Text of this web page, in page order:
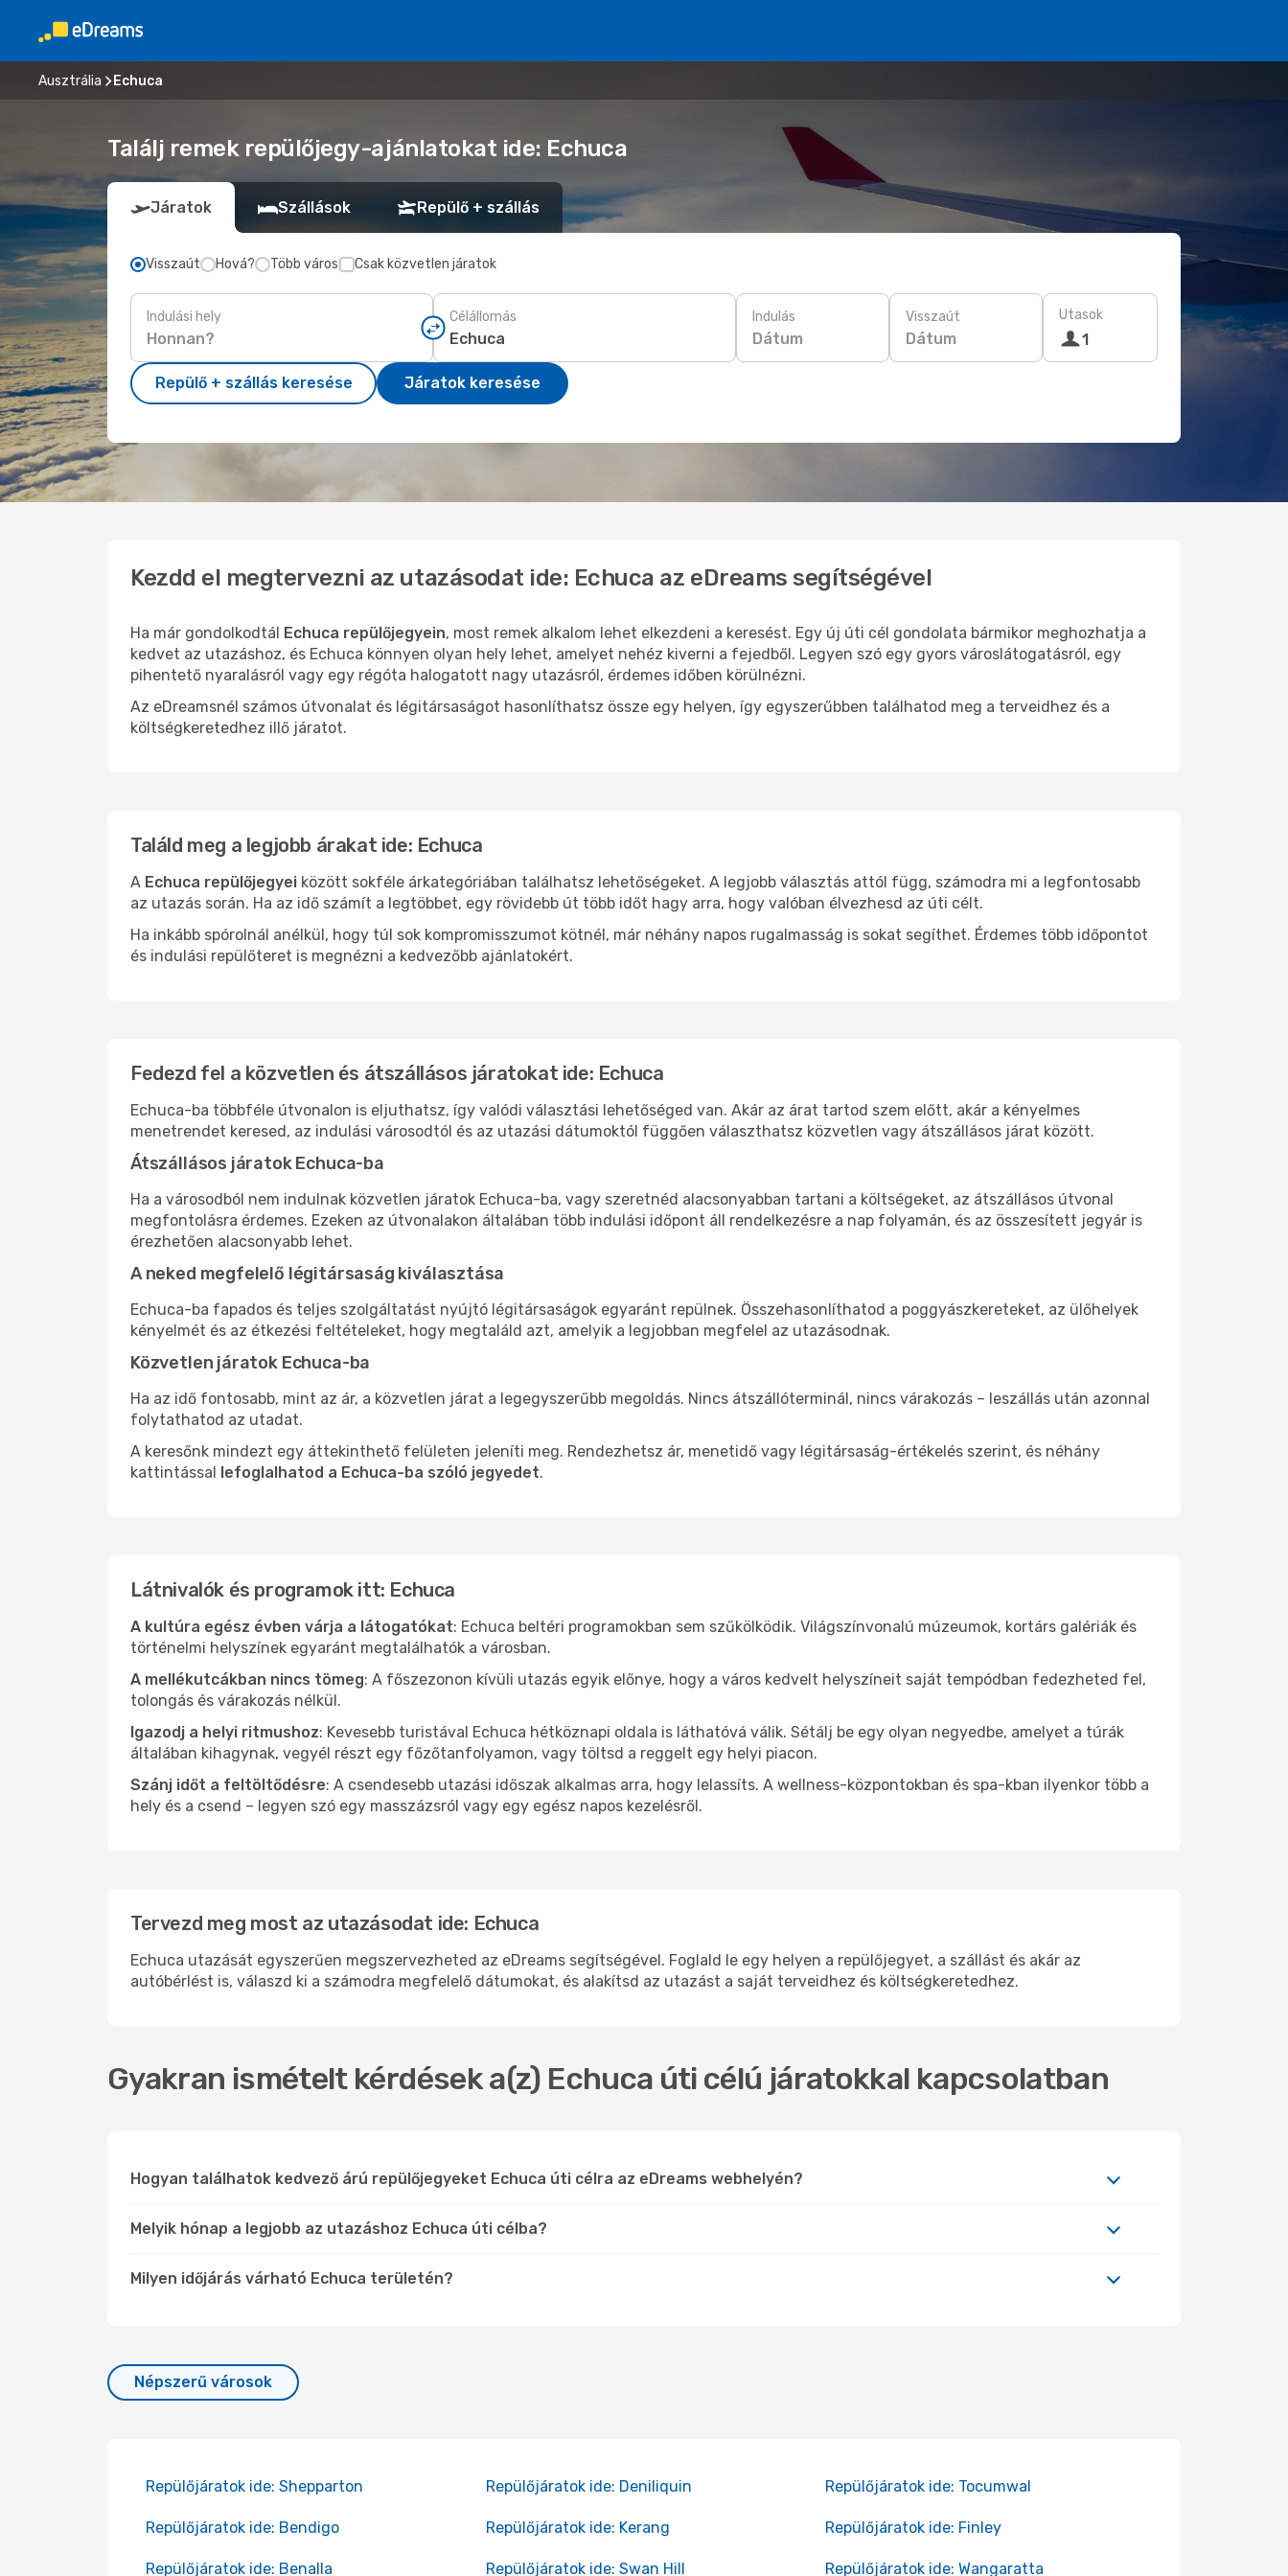
Ausztrália Echuca
Találj remek repülőjegy-ajánlatokat ide: Echuca
Járatok Szállások Repülő + szállás
Visszaút Hová? Több város Csak közvetlen járatok
Indulási hely Célállomás Indulás
Dátum
Visszaút
Dátum
Utasok
1
Repülő + szállás keresése Járatok keresése
Kezdd el megtervezni az utazásodat ide: Echuca az eDreams segítségével
Ha már gondolkodtál Echuca repülőjegyein, most remek alkalom lehet elkezdeni a keresést. Egy új úti cél gondolata bármikor meghozhatja a
kedvet az utazáshoz, és Echuca könnyen olyan hely lehet, amelyet nehéz kiverni a fejedből. Legyen szó egy gyors városlátogatásról, egy
pihentető nyaralásról vagy egy régóta halogatott nagy utazásról, érdemes időben körülnézni.
Az eDreamsnél számos útvonalat és légitársaságot hasonlíthatsz össze egy helyen, így egyszerűbben találhatod meg a terveidhez és a
költségkeretedhez illő járatot.
Találd meg a legjobb árakat ide: Echuca
A Echuca repülőjegyei között sokféle árkategóriában találhatsz lehetőségeket. A legjobb választás attól függ, számodra mi a legfontosabb
az utazás során. Ha az idő számít a legtöbbet, egy rövidebb út több időt hagy arra, hogy valóban élvezhesd az úti célt.
Ha inkább spórolnál anélkül, hogy túl sok kompromisszumot kötnél, már néhány napos rugalmasság is sokat segíthet. Érdemes több időpontot
és indulási repülőteret is megnézni a kedvezőbb ajánlatokért.
Fedezd fel a közvetlen és átszállásos járatokat ide: Echuca
Echuca-ba többféle útvonalon is eljuthatsz, így valódi választási lehetőséged van. Akár az árat tartod szem előtt, akár a kényelmes
menetrendet keresed, az indulási városodtól és az utazási dátumoktól függően választhatsz közvetlen vagy átszállásos járat között.
Átszállásos járatok Echuca-ba
Ha a városodból nem indulnak közvetlen járatok Echuca-ba, vagy szeretnéd alacsonyabban tartani a költségeket, az átszállásos útvonal
megfontolásra érdemes. Ezeken az útvonalakon általában több indulási időpont áll rendelkezésre a nap folyamán, és az összesített jegyár is
érezhetően alacsonyabb lehet.
A neked megfelelő légitársaság kiválasztása
Echuca-ba fapados és teljes szolgáltatást nyújtó légitársaságok egyaránt repülnek. Összehasonlíthatod a poggyászkereteket, az ülőhelyek
kényelmét és az étkezési feltételeket, hogy megtaláld azt, amelyik a legjobban megfelel az utazásodnak.
Közvetlen járatok Echuca-ba
Ha az idő fontosabb, mint az ár, a közvetlen járat a legegyszerűbb megoldás. Nincs átszállóterminál, nincs várakozás – leszállás után azonnal
folytathatod az utadat.
A keresőnk mindezt egy áttekinthető felületen jeleníti meg. Rendezhetsz ár, menetidő vagy légitársaság-értékelés szerint, és néhány
kattintással lefoglalhatod a Echuca-ba szóló jegyedet.
Látnivalók és programok itt: Echuca
A kultúra egész évben várja a látogatókat: Echuca beltéri programokban sem szűkölködik. Világszínvonalú múzeumok, kortárs galériák és
történelmi helyszínek egyaránt megtalálhatók a városban.
A mellékutcákban nincs tömeg: A főszezonon kívüli utazás egyik előnye, hogy a város kedvelt helyszíneit saját tempódban fedezheted fel,
tolongás és várakozás nélkül.
Igazodj a helyi ritmushoz: Kevesebb turistával Echuca hétköznapi oldala is láthatóvá válik. Sétálj be egy olyan negyedbe, amelyet a túrák
általában kihagynak, vegyél részt egy főzőtanfolyamon, vagy töltsd a reggelt egy helyi piacon.
Szánj időt a feltöltődésre: A csendesebb utazási időszak alkalmas arra, hogy lelassíts. A wellness-központokban és spa-kban ilyenkor több a
hely és a csend – legyen szó egy masszázsról vagy egy egész napos kezelésről.
Tervezd meg most az utazásodat ide: Echuca
Echuca utazását egyszerűen megszervezheted az eDreams segítségével. Foglald le egy helyen a repülőjegyet, a szállást és akár az
autóbérlést is, válaszd ki a számodra megfelelő dátumokat, és alakítsd az utazást a saját terveidhez és költségkeretedhez.
Gyakran ismételt kérdések a(z) Echuca úti célú járatokkal kapcsolatban
Hogyan találhatok kedvező árú repülőjegyeket Echuca úti célra az eDreams webhelyén?
Melyik hónap a legjobb az utazáshoz Echuca úti célba?
Milyen időjárás várható Echuca területén?
Népszerű városok
Repülőjáratok ide: Shepparton Repülőjáratok ide: Deniliquin Repülőjáratok ide: Tocumwal
Repülőjáratok ide: Bendigo Repülőjáratok ide: Kerang Repülőjáratok ide: Finley
Repülőjáratok ide: Benalla Repülőjáratok ide: Swan Hill Repülőjáratok ide: Wangaratta